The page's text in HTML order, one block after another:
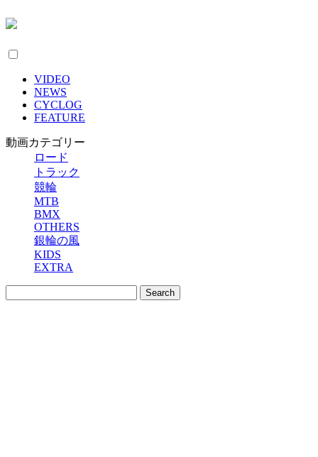
VIDEO
NEWS
CYCLOG
FEATURE
動画カテゴリー
ロード
トラック
競輪
MTB
BMX
OTHERS
銀輪の風
KIDS
EXTRA